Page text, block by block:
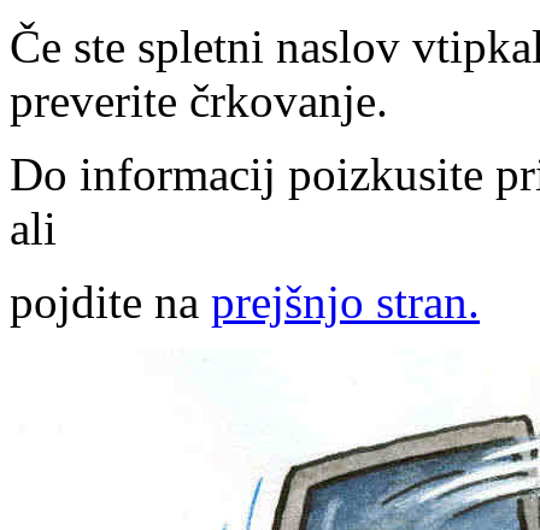
Če ste spletni naslov
preverite črkovanje.
Do informacij poizkusite
ali
pojdite na prejšnjo stran.